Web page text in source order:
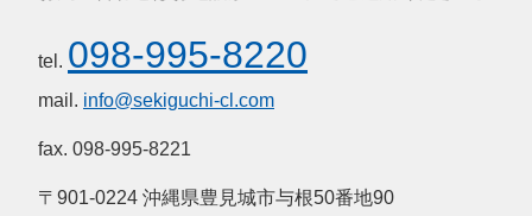
tel. 098-995-8220
mail. info@sekiguchi-cl.com
fax. 098-995-8221
〒901-0224 沖縄県豊見城市与根50番地90